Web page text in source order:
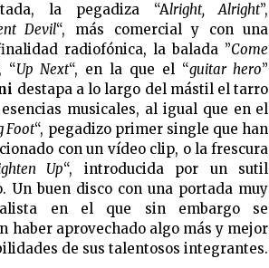
la pegadiza “Alright, Alright”,
Devil“, más comercial y con una
radiofónica, la balada ”Come
“Up Next“, en la que el “guitar hero”
destapa a lo largo del mástil el tarro
musicales, al igual que en el
Foot“, pegadizo primer single que han
con un vídeo clip, o la frescura
Up“, introducida por un sutil
Un buen disco con una portada muy
en el que sin embargo se
haber aprovechado algo más y mejor
de sus talentosos integrantes.